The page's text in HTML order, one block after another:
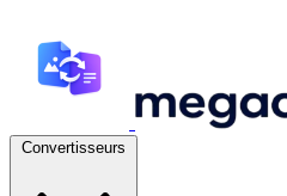
Convertisseurs